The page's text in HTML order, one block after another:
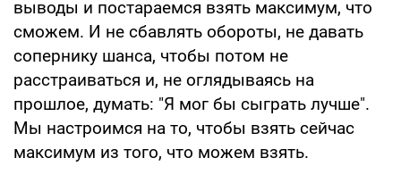
выводы и постараемся взять максимум, что
сможем. И не сбавлять обороты, не давать
сопернику шанса, чтобы потом не
расстраиваться и, не оглядываясь на
прошлое, думать: "Я мог бы сыграть лучше".
Мы настроимся на то, чтобы взять сейчас
максимум из того, что можем взять.